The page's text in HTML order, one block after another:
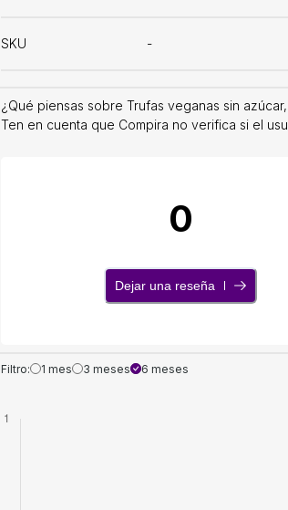
SKU -
¿Qué piensas sobre Trufas veganas sin
Ten en cuenta que Compira no verifica si el
0
Dejar una reseña
Filtro: 1 mes 3 meses 6 meses